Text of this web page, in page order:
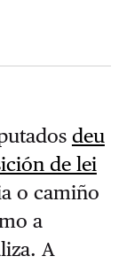
deu
de lei
o camiño
a
A